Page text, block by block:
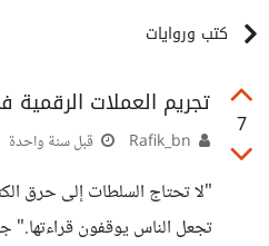
كتب وروايات
7
تجريم العملات الرقمية
قبل سنة واحدة
"لا تحتاج السلطات إلى حرق
تجعل الناس يوقفون قراءتها."